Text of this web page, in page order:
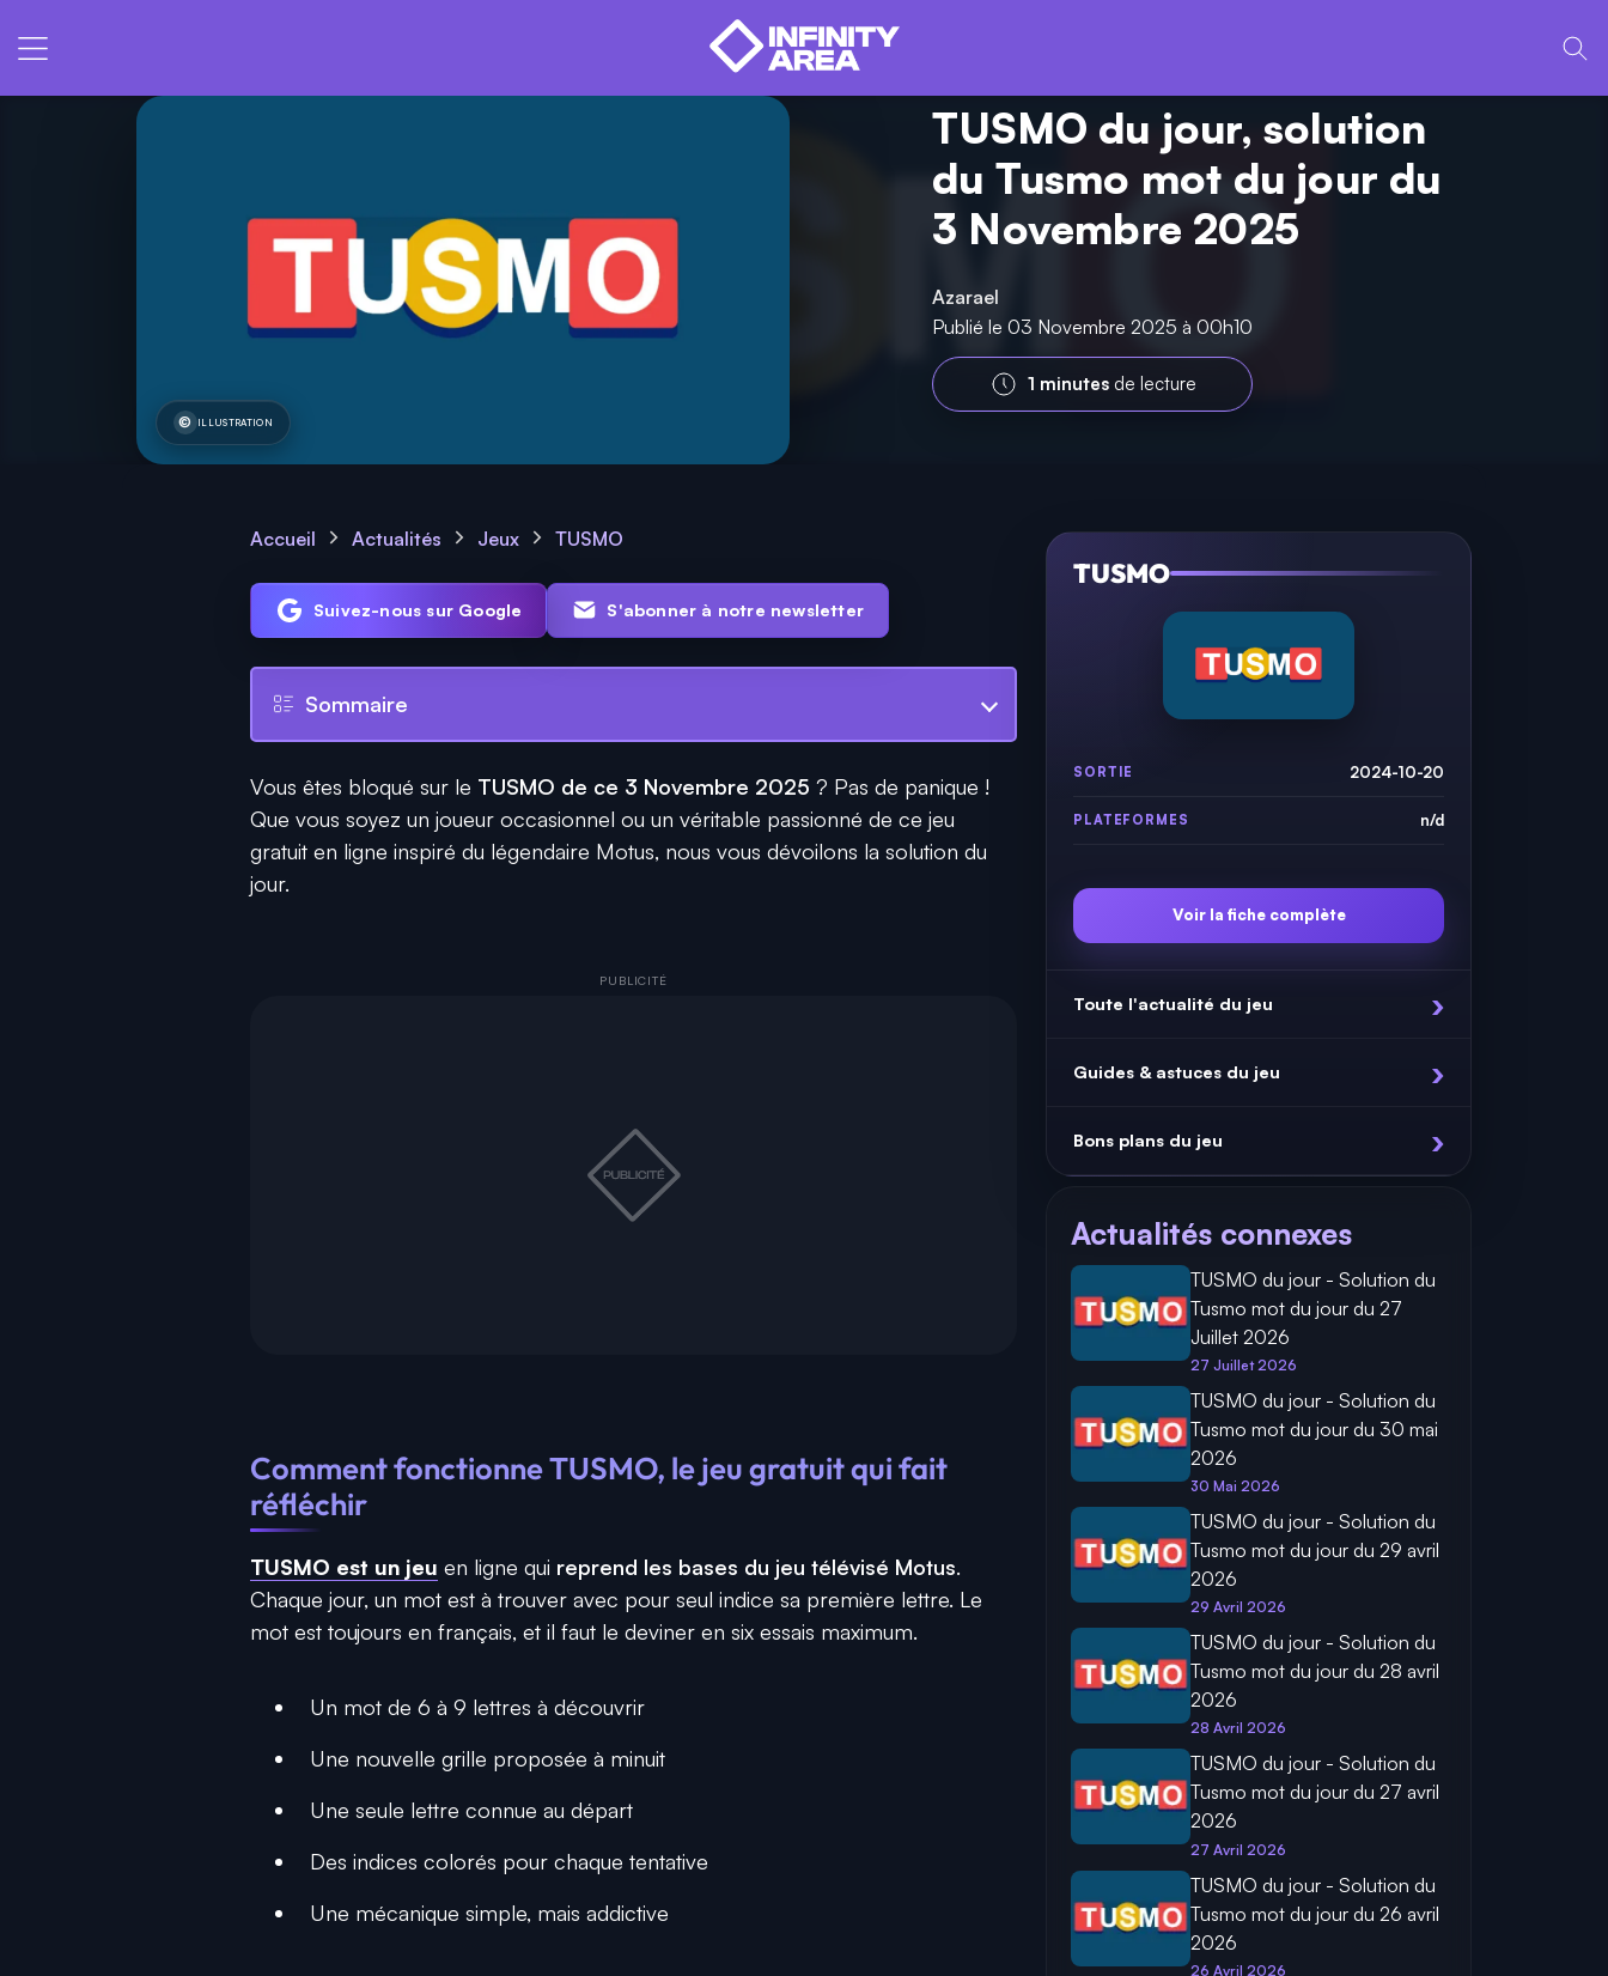
ILLUSTRATION
TUSMO du jour, solution
du Tusmo mot du jour du
3 Novembre 2025
Azarael
Publié le 03 Novembre 2025 à 00h10
1 minutesde lecture
Accueil Actualités Jeux TUSMO
Suivez-nous sur Google S'abonner à notre newsletter
Sommaire
Vous êtes bloqué sur le TUSMO de ce 3 Novembre 2025 ? Pas de panique !
Que vous soyez un joueur occasionnel ou un véritable passionné de ce jeu
gratuit en ligne inspiré du légendaire Motus, nous vous dévoilons la solution du
jour.
Comment fonctionne TUSMO, le jeu gratuit qui fait
réfléchir
TUSMO est un jeu en ligne qui reprend les bases du jeu télévisé Motus.
Chaque jour, un mot est à trouver avec pour seul indice sa première lettre. Le
mot est toujours en français, et il faut le deviner en six essais maximum.
Un mot de 6 à 9 lettres à découvrir
Une nouvelle grille proposée à minuit
Une seule lettre connue au départ
Des indices colorés pour chaque tentative
Une mécanique simple, mais addictive
TUSMO
SORTIE 2024-10-20
PLATEFORMES n/d
Voir la fiche complète
Toute l'actualité du jeu
Guides & astuces du jeu
Bons plans du jeu
Actualités connexes
TUSMO du jour - Solution du
Tusmo mot du jour du 27
Juillet 2026
27 Juillet 2026
TUSMO du jour - Solution du
Tusmo mot du jour du 30 mai
2026
30 Mai 2026
TUSMO du jour - Solution du
Tusmo mot du jour du 29 avril
2026
29 Avril 2026
TUSMO du jour - Solution du
Tusmo mot du jour du 28 avril
2026
28 Avril 2026
TUSMO du jour - Solution du
Tusmo mot du jour du 27 avril
2026
27 Avril 2026
TUSMO du jour - Solution du
Tusmo mot du jour du 26 avril
2026
26 Avril 2026